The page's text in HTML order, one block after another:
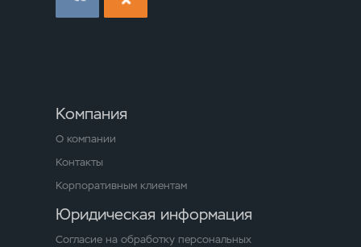
Компания
О компании
Контакты
Корпоративным клиентам
Юридическая информация
Согласие на обработку персональных